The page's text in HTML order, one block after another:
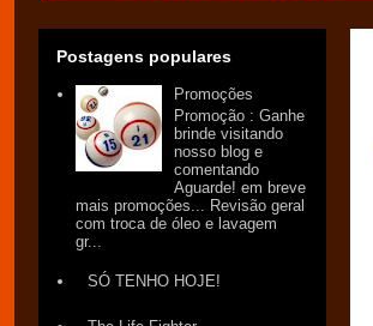
Postagens populares
Promoções
Promoção : Ganhe
brinde visitando
nosso blog e
comentando
Aguarde! em breve
mais promoções... Revisão geral
com troca de óleo e lavagem
gr...
SÓ TENHO HOJE!